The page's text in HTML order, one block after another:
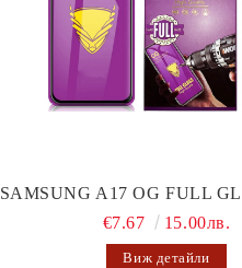
SAMSUNG A17 OG FULL
€7.67
15.00лв.
Виж детайли